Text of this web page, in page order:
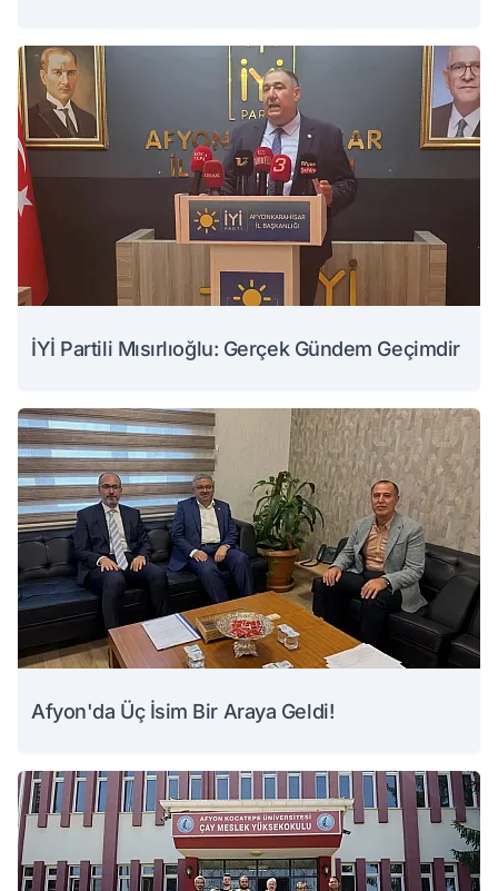
İYİ Partili Mısırlıoğlu: Gerçek Gündem Geçimdir
Afyon'da Üç İsim Bir Araya Geldi!